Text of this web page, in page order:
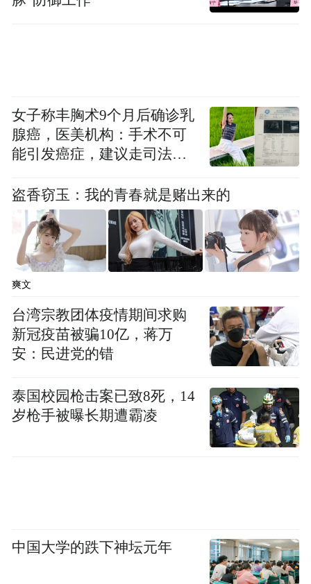
对未使用车用尿素以及尾气排放不达标的督
查越来越严格，车用尿素行业方兴未艾，吸
引到越来越多的企业入局。目前，我国主要
素、昆仑之星、美丰加蓝、辽宁润迪等。为
规范行业发展、助推我国尿素水溶液生产制
造和使用纳入正常轨道，2020年7月，中国内
燃机工业协会和中汽认证联合制定和发布
产品认证实施规则--柴油发动机氮氧化物还原
剂尿素水溶液》，中汽认证严格按照国家认
监委相关要求执行高质量认证，获得认证的
车用尿素水溶液产品方可使用中国内燃机工
业协会绿色环保标志和中汽认证的环保类产
品认证标志。2022年11月，在2022中国国际
女子称丰胸术9个月后确诊乳
腺癌，医美机构：手术不可
能引发癌症，建议走司法途
盗香窃玉：我的青春就是赌出来的
爽文
台湾宗教团体疫情期间求购
新冠疫苗被骗10亿，蒋万
安：民进党的错
泰国校园枪击案已致8死，14
岁枪手被曝长期遭霸凌
中国大学的跌下神坛元年